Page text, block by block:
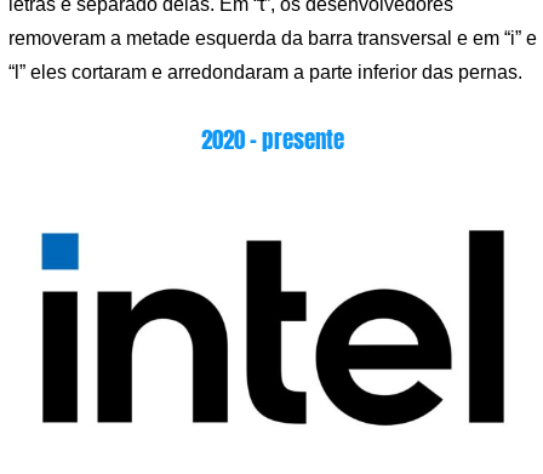
letras e separado delas. Em “t”, os desenvolvedores
removeram a metade esquerda da barra transversal e em “i” e
“l” eles cortaram e arredondaram a parte inferior das pernas.
2020 – presente